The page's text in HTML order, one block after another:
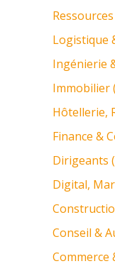
Logistique
Ingénierie
Immobilier
Hôtellerie,
Finance &
Dirigeants
Digital,
Conseil &
Commerce